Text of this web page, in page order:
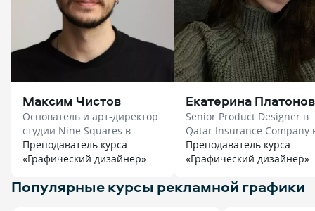
Максим Чистов
Основатель и арт-директор
студии Nine Squares в
«Эдюсон»
Преподаватель курса
«Графический дизайнер»
Екатерина
Senior Product Designer в
Qatar Insurance Company
«Нетология»
Преподаватель курса
«Графический дизайнер»
Популярные курсы рекламной графики